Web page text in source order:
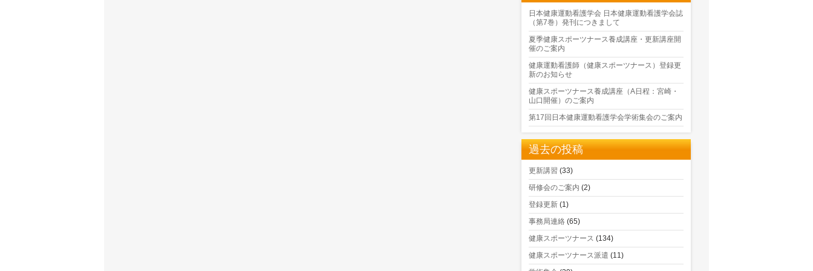
日本健康運動看護学会 日本健康運動看護学会誌
（第7巻）発刊につきまして
夏季健康スポーツナース養成講座・更新講座開
催のご案内
健康運動看護師（健康スポーツナース）登録更
新のお知らせ
健康スポーツナース養成講座（A日程：宮崎・
山口開催）のご案内
第17回日本健康運動看護学会学術集会のご案内
過去の投稿
更新講習 (33)
研修会のご案内 (2)
登録更新 (1)
事務局連絡 (65)
健康スポーツナース (134)
健康スポーツナース派遣 (11)